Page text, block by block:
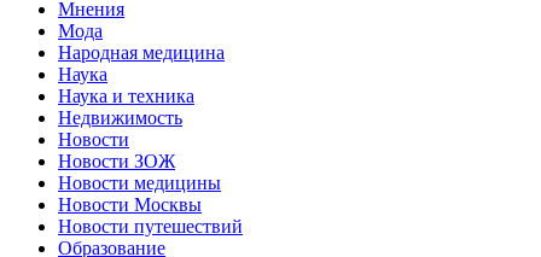
Мнения
Мода
Народная медицина
Наука
Наука и техника
Недвижимость
Новости
Новости ЗОЖ
Новости медицины
Новости Москвы
Новости путешествий
Образование